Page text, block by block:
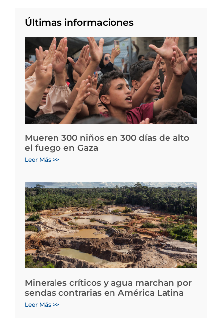
Últimas informaciones
Mueren 300 niños en 300 días de alto
el fuego en Gaza
Leer Más >>
Minerales críticos y agua marchan por
sendas contrarias en América Latina
Leer Más >>